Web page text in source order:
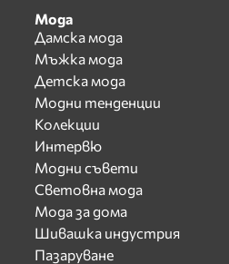
Мода
Дамска мода
Мъжка мода
Детска мода
Модни тенденции
Колекции
Интервю
Модни съвети
Световна мода
Мода за дома
Шивашка индустрия
Пазаруване